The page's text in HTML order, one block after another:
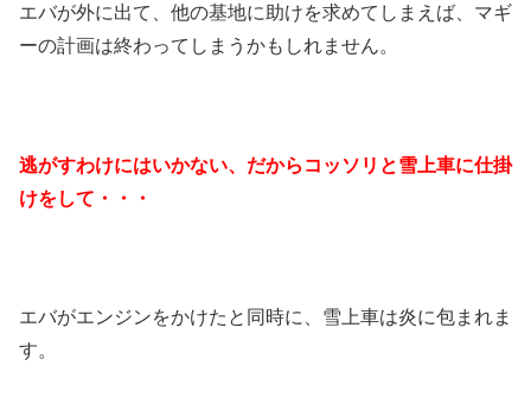
エバが外に出て、他の基地に助けを求めてしまえば、マギ
ーの計画は終わってしまうかもしれません。
逃がすわけにはいかない、だからコッソリと雪上車に仕掛
けをして・・・
エバがエンジンをかけたと同時に、雪上車は炎に包まれま
す。